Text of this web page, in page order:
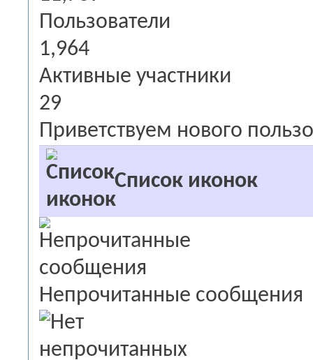
Пользователи
1,964
Активные участники
29
Приветствуем нового
Список иконок
Непрочитанные сообщения